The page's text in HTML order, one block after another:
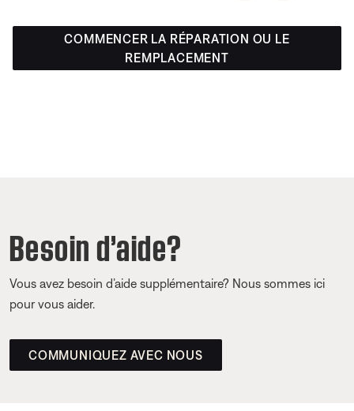
COMMENCER LA RÉPARATION OU LE
REMPLACEMENT
Besoin d’aide?
Vous avez besoin d’aide supplémentaire? Nous sommes ici
pour vous aider.
COMMUNIQUEZ AVEC NOUS